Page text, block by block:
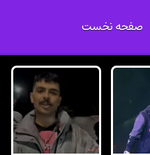
صفحه نخست